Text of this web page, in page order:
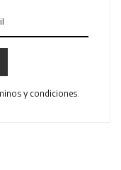
y condiciones.